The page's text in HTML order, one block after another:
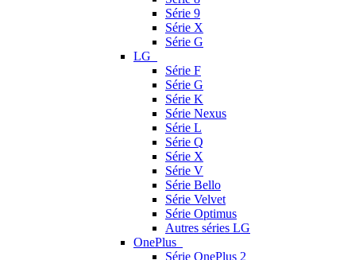
Série 9
Série X
Série G
LG
Série F
Série G
Série K
Série Nexus
Série L
Série Q
Série X
Série V
Série Bello
Série Velvet
Série Optimus
Autres séries LG
OnePlus
Série OnePlus 2